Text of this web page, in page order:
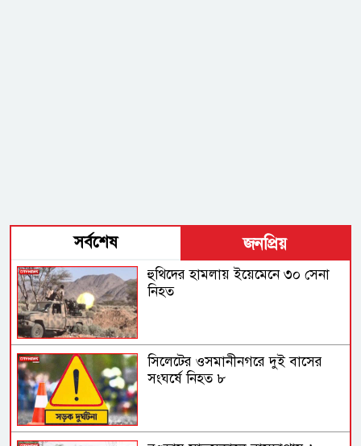
সর্বশেষ জনপ্রিয়
হুথিদের হামলায় ইয়েমেনে ৩০ সেনা
নিহত
সিলেটের ওসমানীনগরে দুই বাসের
সংঘর্ষে নিহত ৮